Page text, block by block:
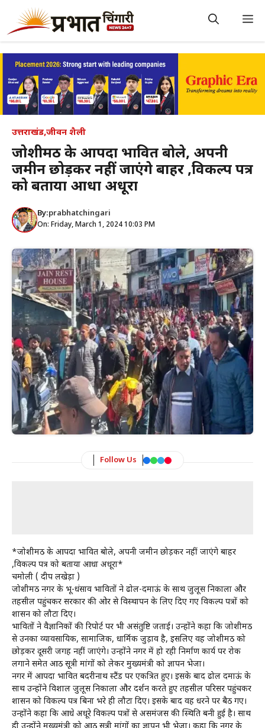
content
उत्तराखंड,जीवन शैली
जोशीमठ के आपदा प्रभावित बोले, अपनी
जमीन छोड़कर नहीं जाएंगे बाहर ,विकल्प पत्र
को बताया आधा अधूरा
By:prabhatchingari
On: Friday, March 1, 2024 10:03 PM
Follow Us
*जोशीमठ के आपदा प्रभावित बोले, अपनी जमीन छोड़कर नहीं जाएंगे बाहर
,विकल्प पत्र को बताया आधा अधूरा*
चमोली ( प्रदीप लखेड़ा )
जोशीमठ नगर के भू-धंसाव प्रभावितों ने ढोल-दमाऊं के साथ जुलूस निकाला और
तहसील पहुंचकर सरकार की ओर से विस्थापन के लिए दिए गए विकल्प पत्रों को
प्रशासन को लौटा दिए।
प्रभावितों ने वैज्ञानिकों की रिपोर्ट पर भी असंतुष्टि जताई। उन्होंने कहा कि जोशीमठ
से उनका व्यावसायिक, सामाजिक, धार्मिक जुड़ाव है, इसलिए वह जोशीमठ को
छोड़कर दूसरी जगह नहीं जाएंगे। उन्होंने नगर में हो रही निर्माण कार्य पर रोक
लगाने समेत आठ सूत्री मांगों को लेकर मुख्यमंत्री को ज्ञापन भेजा।
नगर में आपदा प्रभावित बदरीनाथ स्टैंड पर एकत्रित हुए। इसके बाद ढोल दमाऊं के
साथ उन्होंने विशाल जुलूस निकाला और प्रदर्शन करते हुए तहसील परिसर पहुंचकर
प्रशासन को विकल्प पत्र बिना भरे ही लौटा दिए। इसके बाद वह धरने पर बैठ गए।
उन्होंने कहा कि आधे अधूरे विकल्प पत्रों से असमंजस की स्थिति बनी हुई है। साथ